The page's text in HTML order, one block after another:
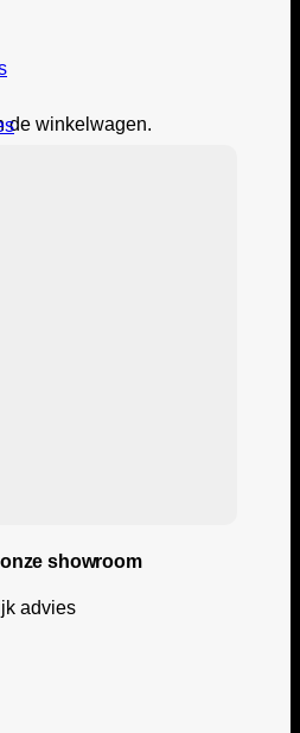
de winkelwagen.
showroom
advies